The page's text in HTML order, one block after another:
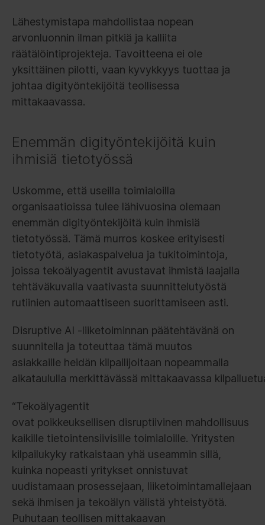
Lähestymistapa mahdollistaa nopean
arvonluonnin ilman pitkiä ja kalliita
räätälöintiprojekteja. Tavoitteena ei ole
yksittäinen pilotti, vaan kyvykkyys tuottaa ja
johtaa digityöntekijöitä teollisessa
mittakaavassa.
Enemmän digityöntekijöitä kuin
ihmisiä tietotyössä
Uskomme, että useilla toimialoilla
organisaatioissa tulee lähivuosina olemaan
enemmän digityöntekijöitä kuin ihmisiä
tietotyössä. Tämä murros koskee erityisesti
tietotyötä, asiakaspalvelua ja tukitoimintoja,
joissa tekoälyagentit avustavat ihmistä laajalla
tehtäväkuvalla vaativasta suunnittelutyöstä
rutiinien automaattiseen suorittamiseen asti.
Disruptive AI -liiketoiminnan päätehtävänä on
suunnitella ja toteuttaa tämä muutos
asiakkaille heidän kilpailijoitaan nopeammalla
aikataululla merkittävässä mittakaavassa
“Tekoälyagentit
ovat poikkeuksellisen disruptiivinen mahdollisuus
kaikille tietointensiivisille toimialoille. Yritysten
kilpailukyky ratkaistaan yhä useammin sillä,
kuinka nopeasti yritykset onnistuvat
uudistamaan prosessejaan, liiketoimintamallejaan
sekä ihmisen ja tekoälyn välistä yhteistyötä.
Puhutaan teollisen mittakaavan